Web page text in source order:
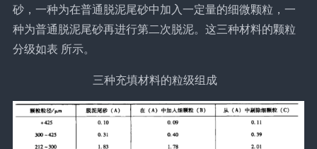
砂，一种为在普通脱泥尾砂中加入一定量的细微颗粒，一
种为普通脱泥尾砂再进行第二次脱泥。这三种材料的颗粒
分级如表 所示。
三种充填材料的粒级组成